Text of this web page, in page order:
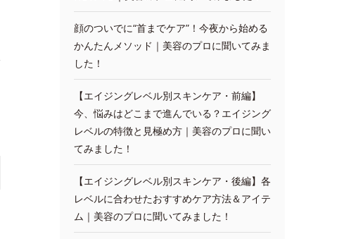
顔のついでに“首までケア”！今夜から始める
かんたんメソッド｜美容のプロに聞いてみま
した！
【エイジングレベル別スキンケア・前編】
今、悩みはどこまで進んでいる？エイジング
レベルの特徴と見極め方｜美容のプロに聞い
てみました！
【エイジングレベル別スキンケア・後編】各
レベルに合わせたおすすめケア方法＆アイテ
ム｜美容のプロに聞いてみました！